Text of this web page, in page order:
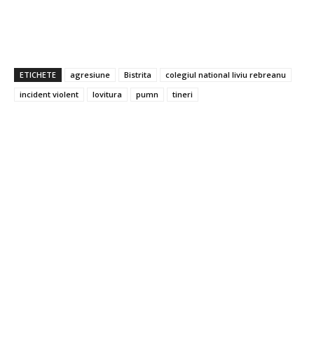
ETICHETE agresiune Bistrita
colegiul national liviu rebreanu
incident violent
lovitura pumn tineri